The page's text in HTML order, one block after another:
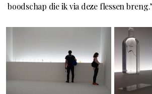
boodschap die ik via deze flessen breng.’